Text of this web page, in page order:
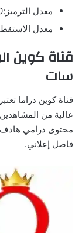
معدل الترميز:27500 .
معدل
قناة كوين
سات
قناة كوين دراما
عالية من
محتوى درامي هادف
فاصل إعلاني.